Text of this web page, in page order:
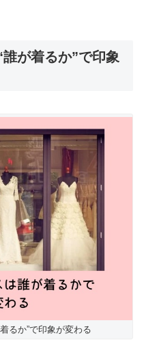
が着るか”で印象
るか”で印象が変わる